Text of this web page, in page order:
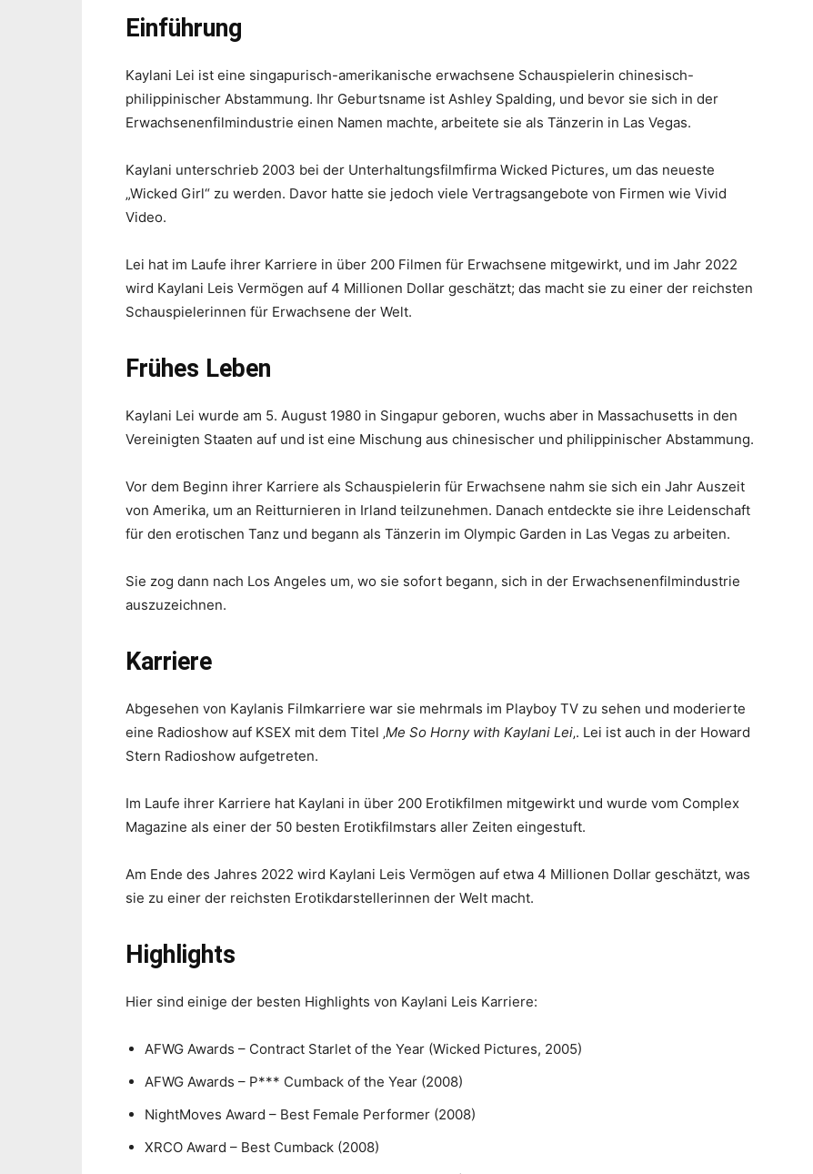
Einführung
Kaylani Lei ist eine singapurisch-amerikanische erwachsene Schauspielerin chinesisch-
philippinischer Abstammung. Ihr Geburtsname ist Ashley Spalding, und bevor sie sich in der
Erwachsenenfilmindustrie einen Namen machte, arbeitete sie als Tänzerin in Las Vegas.
Kaylani unterschrieb 2003 bei der Unterhaltungsfilmfirma Wicked Pictures, um das neueste
„Wicked Girl“ zu werden. Davor hatte sie jedoch viele Vertragsangebote von Firmen wie Vivid
Video.
Lei hat im Laufe ihrer Karriere in über 200 Filmen für Erwachsene mitgewirkt, und im Jahr 2022
wird Kaylani Leis Vermögen auf 4 Millionen Dollar geschätzt; das macht sie zu einer der reichsten
Schauspielerinnen für Erwachsene der Welt.
Frühes Leben
Kaylani Lei wurde am 5. August 1980 in Singapur geboren, wuchs aber in Massachusetts in den
Vereinigten Staaten auf und ist eine Mischung aus chinesischer und philippinischer Abstammung.
Vor dem Beginn ihrer Karriere als Schauspielerin für Erwachsene nahm sie sich ein Jahr Auszeit
von Amerika, um an Reitturnieren in Irland teilzunehmen. Danach entdeckte sie ihre Leidenschaft
für den erotischen Tanz und begann als Tänzerin im Olympic Garden in Las Vegas zu arbeiten.
Sie zog dann nach Los Angeles um, wo sie sofort begann, sich in der Erwachsenenfilmindustrie
auszuzeichnen.
Karriere
Abgesehen von Kaylanis Filmkarriere war sie mehrmals im Playboy TV zu sehen und moderierte
eine Radioshow auf KSEX mit dem Titel ‚Me So Horny with Kaylani Lei‚. Lei ist auch in der Howard
Stern Radioshow aufgetreten.
Im Laufe ihrer Karriere hat Kaylani in über 200 Erotikfilmen mitgewirkt und wurde vom Complex
Magazine als einer der 50 besten Erotikfilmstars aller Zeiten eingestuft.
Am Ende des Jahres 2022 wird Kaylani Leis Vermögen auf etwa 4 Millionen Dollar geschätzt, was
sie zu einer der reichsten Erotikdarstellerinnen der Welt macht.
Highlights
Hier sind einige der besten Highlights von Kaylani Leis Karriere:
AFWG Awards – Contract Starlet of the Year (Wicked Pictures, 2005)
AFWG Awards – P*** Cumback of the Year (2008)
NightMoves Award – Best Female Performer (2008)
XRCO Award – Best Cumback (2008)